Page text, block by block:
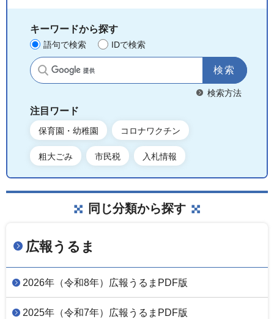
キーワードから探す
語句で検索 IDで検索
サイト内検索
検索方法
注目ワード
保育園・幼稚園 コロナワクチン
粗大ごみ 市民税 入札情報
同じ分類から探す
広報うるま
2026年（令和8年）広報うるまPDF版
2025年（令和7年）広報うるまPDF版